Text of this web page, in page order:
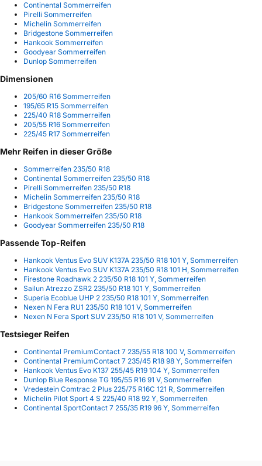
Continental Sommerreifen
Pirelli Sommerreifen
Michelin Sommerreifen
Bridgestone Sommerreifen
Hankook Sommerreifen
Goodyear Sommerreifen
Dunlop Sommerreifen
Dimensionen
205/60 R16 Sommerreifen
195/65 R15 Sommerreifen
225/40 R18 Sommerreifen
205/55 R16 Sommerreifen
225/45 R17 Sommerreifen
Mehr Reifen in dieser Größe
Sommerreifen 235/50 R18
Continental Sommerreifen 235/50 R18
Pirelli Sommerreifen 235/50 R18
Michelin Sommerreifen 235/50 R18
Bridgestone Sommerreifen 235/50 R18
Hankook Sommerreifen 235/50 R18
Goodyear Sommerreifen 235/50 R18
Passende Top-Reifen
Hankook Ventus Evo SUV K137A 235/50 R18 101 Y, Sommerreifen
Hankook Ventus Evo SUV K137A 235/50 R18 101 H, Sommerreifen
Firestone Roadhawk 2 235/50 R18 101 Y, Sommerreifen
Sailun Atrezzo ZSR2 235/50 R18 101 Y, Sommerreifen
Superia Ecoblue UHP 2 235/50 R18 101 Y, Sommerreifen
Nexen N Fera RU1 235/50 R18 101 V, Sommerreifen
Nexen N Fera Sport SUV 235/50 R18 101 V, Sommerreifen
Testsieger Reifen
Continental PremiumContact 7 235/55 R18 100 V, Sommerreifen
Continental PremiumContact 7 235/45 R18 98 Y, Sommerreifen
Hankook Ventus Evo K137 255/45 R19 104 Y, Sommerreifen
Dunlop Blue Response TG 195/55 R16 91 V, Sommerreifen
Vredestein Comtrac 2 Plus 225/75 R16C 121 R, Sommerreifen
Michelin Pilot Sport 4 S 225/40 R18 92 Y, Sommerreifen
Continental SportContact 7 255/35 R19 96 Y, Sommerreifen